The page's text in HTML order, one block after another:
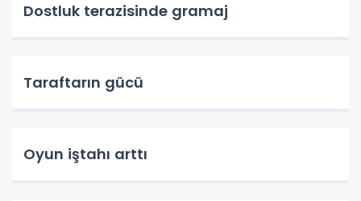
Dostluk terazisinde gramaj
Taraftarın gücü
Oyun iştahı arttı